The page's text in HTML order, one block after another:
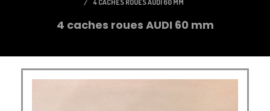
4 CACHES ROUES AUDI 60 MM
4 caches roues AUDI 60 mm